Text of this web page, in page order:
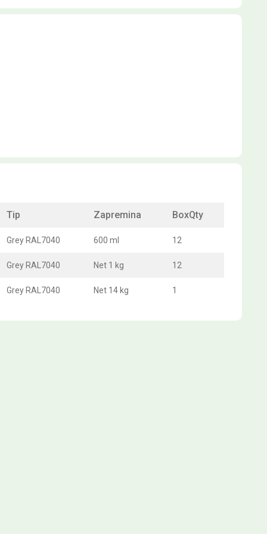
Tip Zapremina BoxQty
Grey RAL7040 600 ml 12
Grey RAL7040 Net 1 kg 12
Grey RAL7040 Net 14 kg 1